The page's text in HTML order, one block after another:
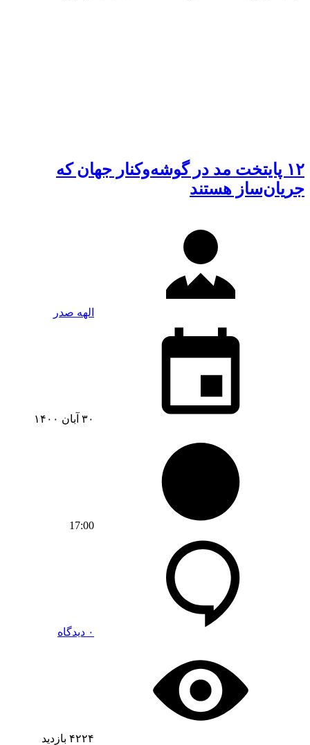
۱۲ پایتخت‌ مد در گوشه‌و‌کنار جهان که
جریان‌ساز هستند
الهه صدر
۳۰ آبان ۱۴۰۰
17:00
۰ دیدگاه
۴۲۲۴ بازدید